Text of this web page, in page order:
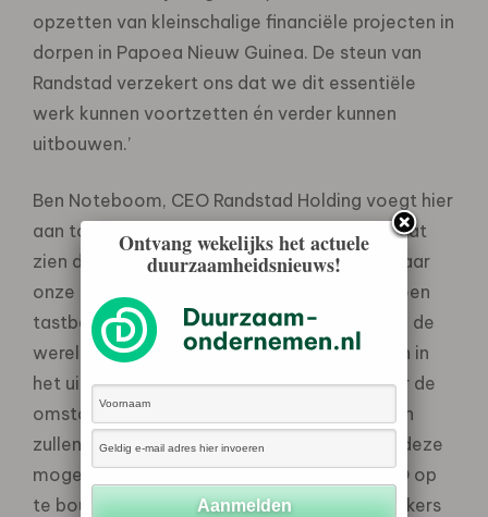
opzetten van kleinschalige financiële projecten in
dorpen in Papoea Nieuw Guinea. De steun van
Randstad verzekert ons dat we dit essentiële
werk kunnen voortzetten én verder kunnen
uitbouwen.’
Ben Noteboom, CEO Randstad Holding voegt hier
aan toe: -De steun van Randstad aan VSO laat
zien dat we niet alleen HR-specialist zijn, maar
onze kerncompetenties ook gebruiken om een
tastbaar verschil te maken voor de armen in de
wereld. Ons doel is om VSO te ondersteunen in
het uitzenden van vakspecialisten waardoor de
omstandigheden van vele duizenden mensen
zullen verbeteren. We zijn enthousiast over deze
mogelijkheid om een goede relatie met VSO op
te bouwen en hopen dat Randstadmedewerkers
Ontvang wekelijks het actuele
duurzaamheidsnieuws!